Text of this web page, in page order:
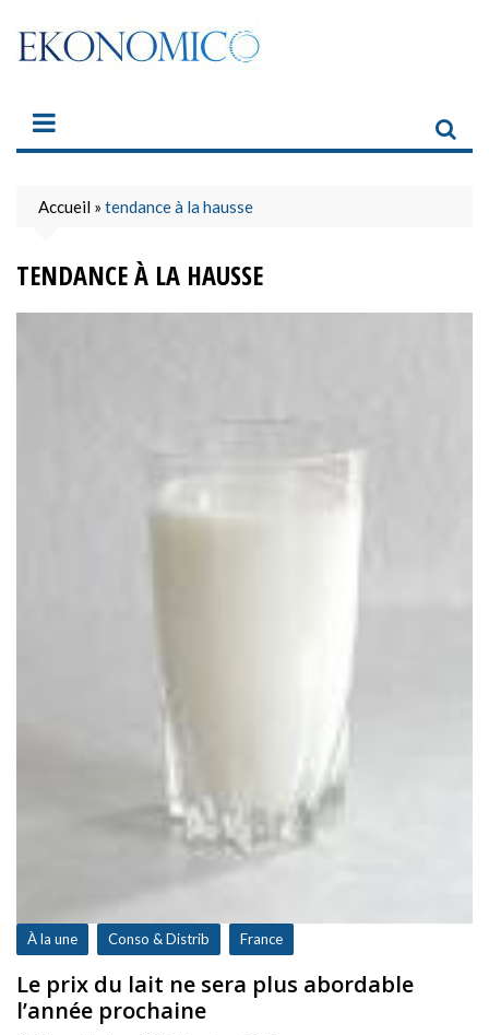
content
Accueil » tendance à la hausse
TENDANCE À LA HAUSSE
À la une Conso & Distrib France
Le prix du lait ne sera plus abordable
l’année prochaine